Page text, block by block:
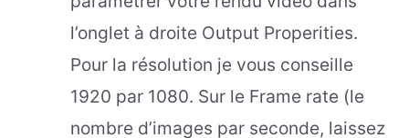
l’onglet à droite Output Properities.
Pour la résolution je vous conseille
1920 par 1080. Sur le Frame rate (le
nombre d’images par seconde, laissez